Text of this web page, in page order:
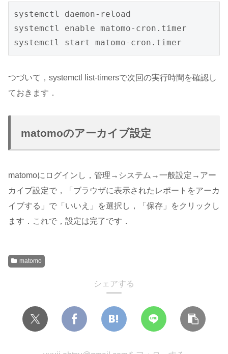
systemctl daemon-reload
systemctl enable matomo-cron.timer
つづいて，systemctl list-timersで次回の実行時間を確認し
ておきます．
matomoのアーカイブ設定
matomoにログインし，管理→システム→一般設定→アー
カイブ設定で，「ブラウザに表示されたレポートをアーカ
イブする」で「いいえ」を選択し，「保存」をクリックし
ます．これで，設定は完了です．
matomo
シェアする